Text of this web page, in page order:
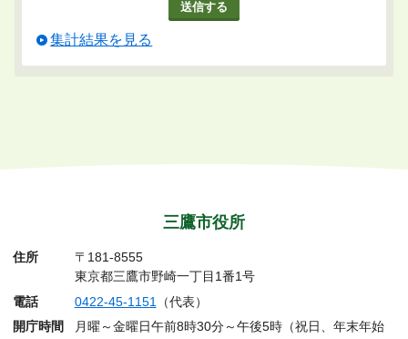
集計結果を見る
三鷹市役所
住所
〒181-8555
東京都三鷹市野崎一丁目1番1号
電話
0422-45-1151
（代表）
開庁時間
月曜～金曜日午前8時30分～午後5時（祝日、年末年始